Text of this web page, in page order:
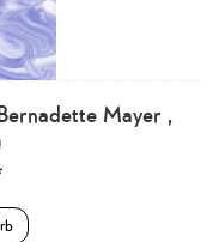
Mayer ,